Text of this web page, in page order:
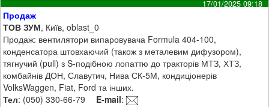
17/01/2025 09:18
Продаж
ТОВ ЗУМ, Київ, oblast_0
Продаж: вентилятори випаровувача Formula 404-100,
конденсатора штовхаючий (також з металевим дифузором),
тягнучий (pull) з S-подібною лопаттю до тракторів МТЗ, ХТЗ,
комбайнів ДОН, Славутич, Нива СК-5М, кондиціонерів
VolksWaggen, Fiat, Ford та інших.
Тел: (050) 330-66-79 E-mail: